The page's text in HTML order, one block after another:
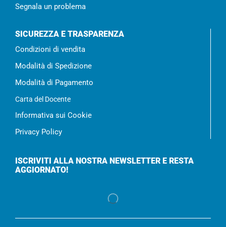
Segnala un problema
SICUREZZA E TRASPARENZA
Condizioni di vendita
Modalità di Spedizione
Modalità di Pagamento
Carta del Docente
Informativa sui Cookie
Privacy Policy
ISCRIVITI ALLA NOSTRA NEWSLETTER E RESTA
AGGIORNATO!